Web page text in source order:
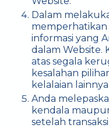
Dalam
memperhatikan
informasi yang
dalam Website.
atas segala
kesalahan
kelalaian
Anda
kendala
setelah